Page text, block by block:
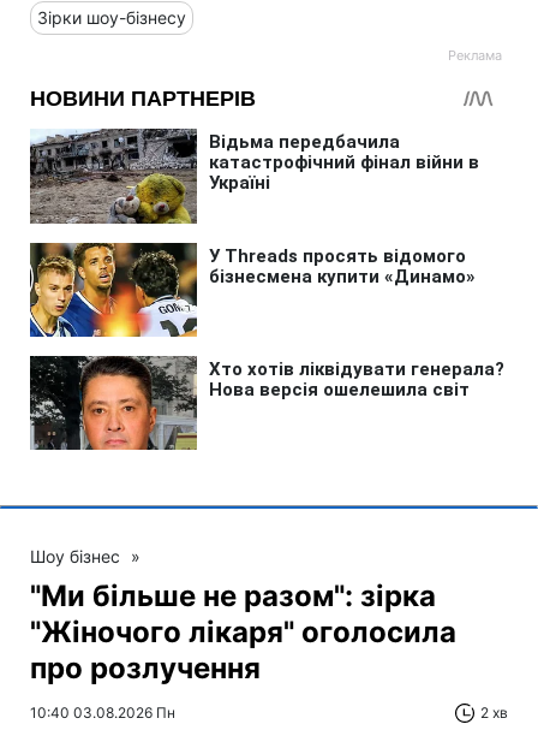
Зірки шоу-бізнесу
Шоу бізнес »
"Ми більше не разом": зірка
"Жіночого лікаря" оголосила
про розлучення
10:40 03.08.2026 Пн 2 хв